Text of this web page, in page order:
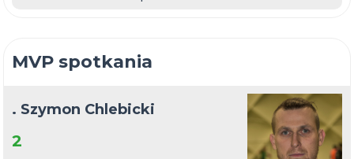
MVP spotkania
. Szymon Chlebicki
2